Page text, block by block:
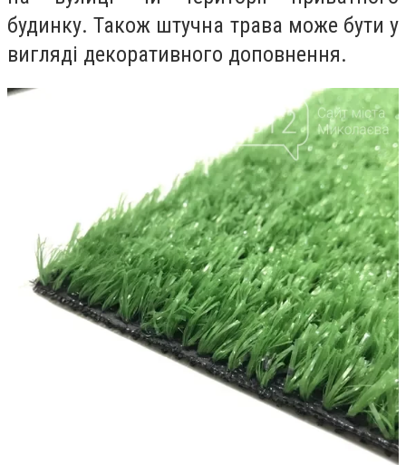
будинку. Також штучна трава може бути у
вигляді декоративного доповнення.